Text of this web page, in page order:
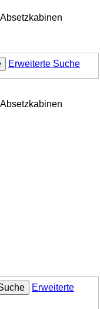
Erweiterte Suche
Erweiterte